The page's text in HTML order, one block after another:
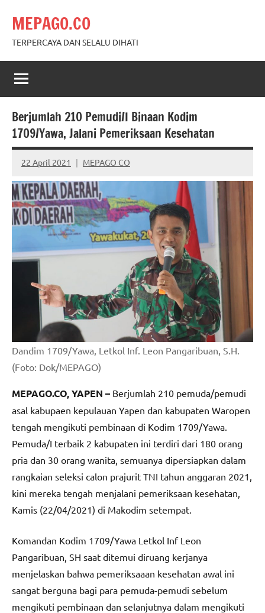
content
MEPAGO.CO
TERPERCAYA DAN SELALU DIHATI
Berjumlah 210 Pemudi/I Binaan Kodim
1709/Yawa, Jalani Pemeriksaan Kesehatan
22 April 2021 MEPAGO CO
No
comments
Dandim 1709/Yawa, Letkol Inf. Leon Pangaribuan, S.H.
(Foto: Dok/MEPAGO)
MEPAGO.CO, YAPEN – Berjumlah 210 pemuda/pemudi
asal kabupaen kepulauan Yapen dan kabupaten Waropen
tengah mengikuti pembinaan di Kodim 1709/Yawa.
Pemuda/I terbaik 2 kabupaten ini terdiri dari 180 orang
pria dan 30 orang wanita, semuanya dipersiapkan dalam
rangkaian seleksi calon prajurit TNI tahun anggaran 2021,
kini mereka tengah menjalani pemeriksaan kesehatan,
Kamis (22/04/2021) di Makodim setempat.
Komandan Kodim 1709/Yawa Letkol Inf Leon
Pangaribuan, SH saat ditemui diruang kerjanya
menjelaskan bahwa pemeriksaaan kesehatan awal ini
sangat berguna bagi para pemuda-pemudi sebelum
mengikuti pembinaan dan selanjutnya dalam mengikuti